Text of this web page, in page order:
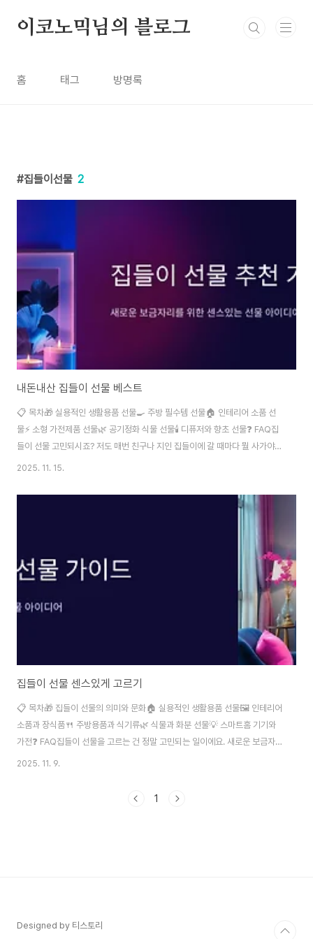
이코노믹님의 블로그
홈 태그 방명록
집들이선물 2
내돈내산 집들이 선물 베스트
📋 목차🎁 실용적인 생활용품 선물🍳 주방 필수템 선물🏠 인테리어 소품 선
물⚡ 소형 가전제품 선물🌿 공기정화 식물 선물🕯️ 디퓨저와 향초 선물❓ FAQ집
들이 선물 고민되시죠? 저도 매번 친구나 지인 집들이에 갈 때마다 뭘 사가야
할지 정말 고민이 많았어요. 받는 사람이 진짜 필요로 하는 선물을 주고 싶은데,
중에 반응이 좋았던 아이템들을 정리해 봤어요! 💝 집들이 선물은 단순히 예쁜
것보다는 실용적이면서도 센스 있는 게 좋아요. 새집에 이사한 사람들은 생각
보다 필요한 게 많거든요. 제가 경험해 본 바로는 3~5만 원 선에서도 충분히
좋은 선물을 할 수 있답니다. 오늘은 가격대별로, 상황별로 추천 아이템을 소개
해드릴게요..
2025. 11. 15.
집들이 선물 센스있게 고르기
📋 목차🎁 집들이 선물의 의미와 문화🏠 실용적인 생활용품 선물🖼️ 인테리어
소품과 장식품🍴 주방용품과 식기류🌿 식물과 화분 선물💡 스마트홈 기기와
가전❓ FAQ집들이 선물을 고르는 건 정말 고민되는 일이에요. 새로운 보금자
리를 마련한 친구나 가족에게 센스 있는 선물을 하고 싶지만, 막상 무엇을 사야
2025. 11. 9.
1
Designed by 티스토리